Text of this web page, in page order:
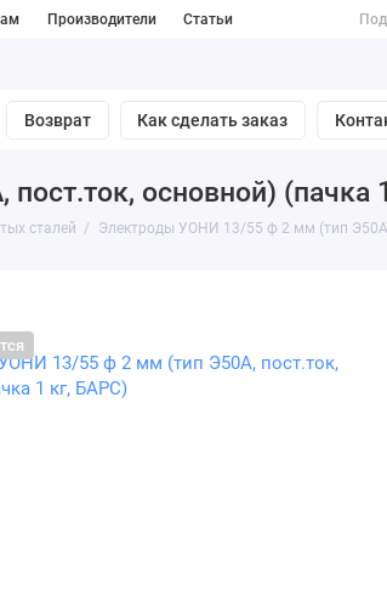
Производители Статьи
Возврат Как сделать заказ
основной) (пачка
сталей Электроды УОНИ 13/55 ф 2 мм (тип Э50А,